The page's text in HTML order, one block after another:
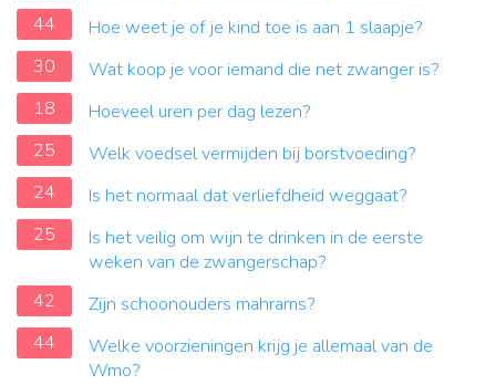
44
Hoe weet je of je kind toe is aan 1 slaapje?
30
Wat koop je voor iemand die net zwanger is?
18
Hoeveel uren per dag lezen?
25
Welk voedsel vermijden bij borstvoeding?
24
Is het normaal dat verliefdheid weggaat?
25
Is het veilig om wijn te drinken in de eerste
weken van de zwangerschap?
42
Zijn schoonouders mahrams?
44
Welke voorzieningen krijg je allemaal van de
Wmo?